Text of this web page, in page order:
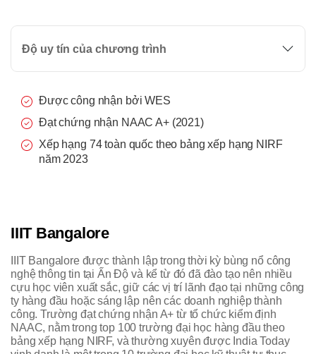
Độ uy tín của chương trình
Được công nhận bởi WES
Đạt chứng nhận NAAC A+ (2021)
Xếp hạng 74 toàn quốc theo bảng xếp hạng NIRF
năm 2023
IIIT Bangalore
IIIT Bangalore được thành lập trong thời kỳ bùng nổ công
nghệ thông tin tại Ấn Độ và kể từ đó đã đào tạo nên nhiều
cựu học viên xuất sắc, giữ các vị trí lãnh đạo tại những công
ty hàng đầu hoặc sáng lập nên các doanh nghiệp thành
công. Trường đạt chứng nhận A+ từ tổ chức kiểm định
NAAC, nằm trong top 100 trường đại học hàng đầu theo
bảng xếp hạng NIRF, và thường xuyên được India Today